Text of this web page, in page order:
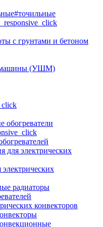
с грунтами и бетоном
машины (УШМ)
обогреватели
для электрических
радиаторы
конвекторов